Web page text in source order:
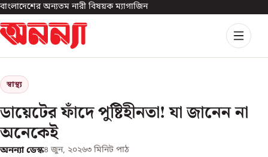
বাংলাদেশের অন্যতম নারী বিষয়ক ম্যাগাজিন
স্বাস্থ্য
ডায়েটের ফাঁদে পুষ্টিহীনতা! যা জানেন না
অনেকেই
অনন্যা ডেস্ক৪ জুন, ২০২৬৩ মিনিট পাঠ